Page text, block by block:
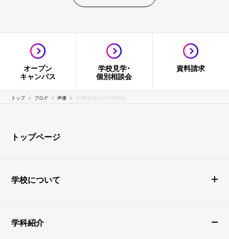
オープン
キャンパス
学校見学・
個別相談会
資料請求
トップ ブログ 声優 1・2年生はじめての交流✨
トップページ
学校について
学科紹介